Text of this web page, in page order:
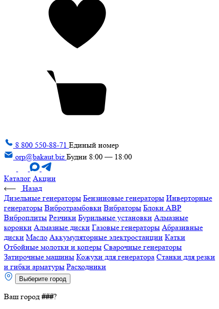
8 800 550-88-71 Единый номер
orp@bakaut.biz Будни 8:00 — 18:00
Каталог Акции
Назад
Дизельные генераторы Бензиновые генераторы Инверторные
генераторы Вибротрамбовки Вибраторы Блоки АВР
Виброплиты Резчики Бурильные установки Алмазные
коронки Алмазные диски Газовые генераторы Абразивные
диски Масло Аккумуляторные электростанции Катки
Отбойные молотки и коперы Сварочные генераторы
Затирочные машины Кожухи для генератора Станки для резки
и гибки арматуры Расходники
Выберите город
Ваш город ###?